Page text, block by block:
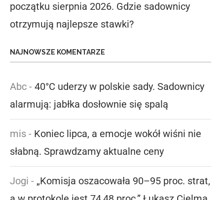
początku sierpnia 2026. Gdzie sadownicy
otrzymują najlepsze stawki?
NAJNOWSZE KOMENTARZE
Abc - 40°C uderzy w polskie sady. Sadownicy
alarmują: jabłka dosłownie się spalą
mis - Koniec lipca, a emocje wokół wiśni nie
słabną. Sprawdzamy aktualne ceny
Jogi - „Komisja oszacowała 90–95 proc. strat,